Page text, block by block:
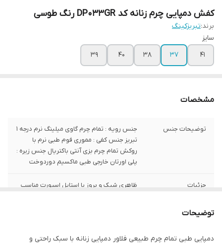
کفش دمپایی چرم زنانه کد DP033GR رنگ طوسی
برند:تبریزکینگ
سایز
41
37
38
40
39
مشخصات
توضیحات جنس
جنس رویه : تمام چرم گاوی میلینگ نرم درجه 1
تبریز جنس کفی : مموری فوم طبی نرم با
روکش تمام چرم بزی آنتی باکتریال جنس زیره :
پلی اورتان خارجی طبی ماکسیم دوردوخت
جزئیات
ظاهری شیک و بروز با استایل اسپورت مناسب
توضیحات
دمپایی طبی تمام چرم طبیعی فلاور دمپایی زنانه با سبک راحتی و